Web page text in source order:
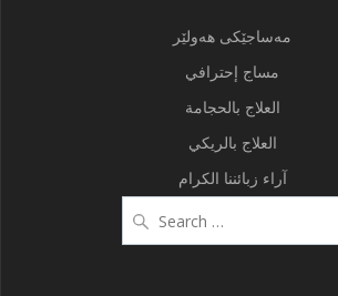
مەساجێکی هەولێر
مساج إحترافي
العلاج بالحجامة
العلاج بالريكي
آراء زبائننا الكرام
for: